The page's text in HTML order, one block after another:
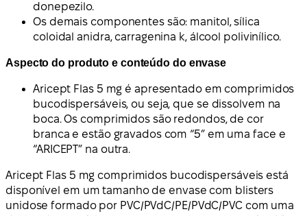
donepezilo.
Os demais componentes são: manitol, sílica
coloidal anidra, carragenina k, álcool polivinílico.
Aspecto do produto e conteúdo do envase
Aricept Flas 5 mg é apresentado em comprimidos
bucodispersáveis, ou seja, que se dissolvem na
boca. Os comprimidos são redondos, de cor
branca e estão gravados com “5” em uma face e
“ARICEPT” na outra.
Aricept Flas 5 mg comprimidos bucodispersáveis está
disponível em um tamanho de envase com blisters
unidose formado por PVC/PVdC/PE/PVdC/PVC com uma